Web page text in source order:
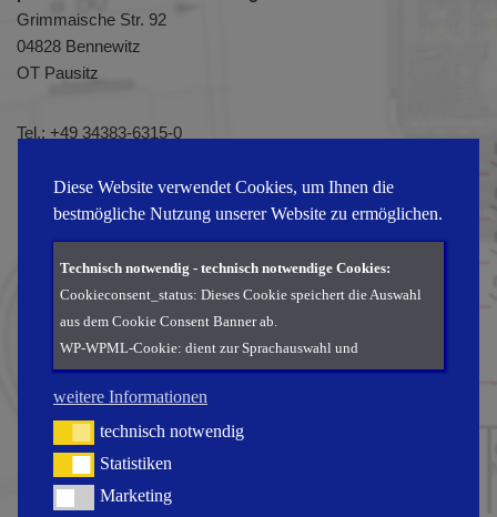
Diese Website verwendet Cookies, um Ihnen die
bestmögliche Nutzung unserer Website zu ermöglichen.
Technisch notwendig - technisch notwendige Cookies:
Cookieconsent_status: Dieses Cookie speichert die Auswahl
aus dem Cookie Consent Banner ab.
WP-WPML-Cookie: dient zur Sprachauswahl und
Übersetzung der Seite.
Statistiken - Cookies und Services zur statistischen
Erhebung:
Google Analytics: Dieser Dienst wird von der Firma Google
Ireland Ltd., Gordon House, Barrow Street, Dublin 4, Irland
weitere Informationen
technisch notwendig
technisch notwendig
StatistikenStatistiken
MarketingMarketing
Grimmaische Str. 92
04828 Bennewitz
OT Pausitz
Tel.: +49 34383-6315-0
E-Mail:info@protronic-gmbh.de